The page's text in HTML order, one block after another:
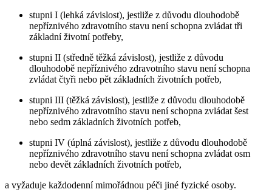
stupni I (lehká závislost), jestliže z důvodu dlouhodobě
nepříznivého zdravotního stavu není schopna zvládat tři
základní životní potřeby,
stupni II (středně těžká závislost), jestliže z důvodu
dlouhodobě nepříznivého zdravotního stavu není schopna
zvládat čtyři nebo pět základních životních potřeb,
stupni III (těžká závislost), jestliže z důvodu dlouhodobě
nepříznivého zdravotního stavu není schopna zvládat šest
nebo sedm základních životních potřeb,
stupni IV (úplná závislost), jestliže z důvodu dlouhodobě
nepříznivého zdravotního stavu není schopna zvládat osm
nebo devět základních životních potřeb,
a vyžaduje každodenní mimořádnou péči jiné fyzické osoby.